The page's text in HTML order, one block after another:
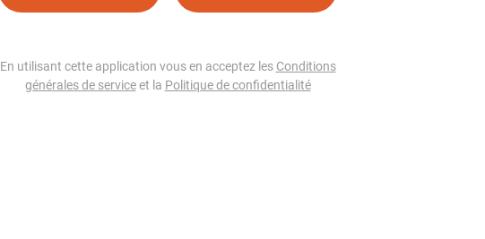
En utilisant cette application vous en acceptez les Conditions
générales de serviceet la Politique de confidentialité